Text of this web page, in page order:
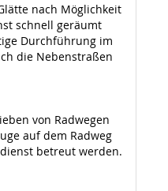
nach Möglichkeit
schnell geräumt
Durchführung im
die Nebenstraßen
von Radwegen
auf dem Radweg
betreut werden.